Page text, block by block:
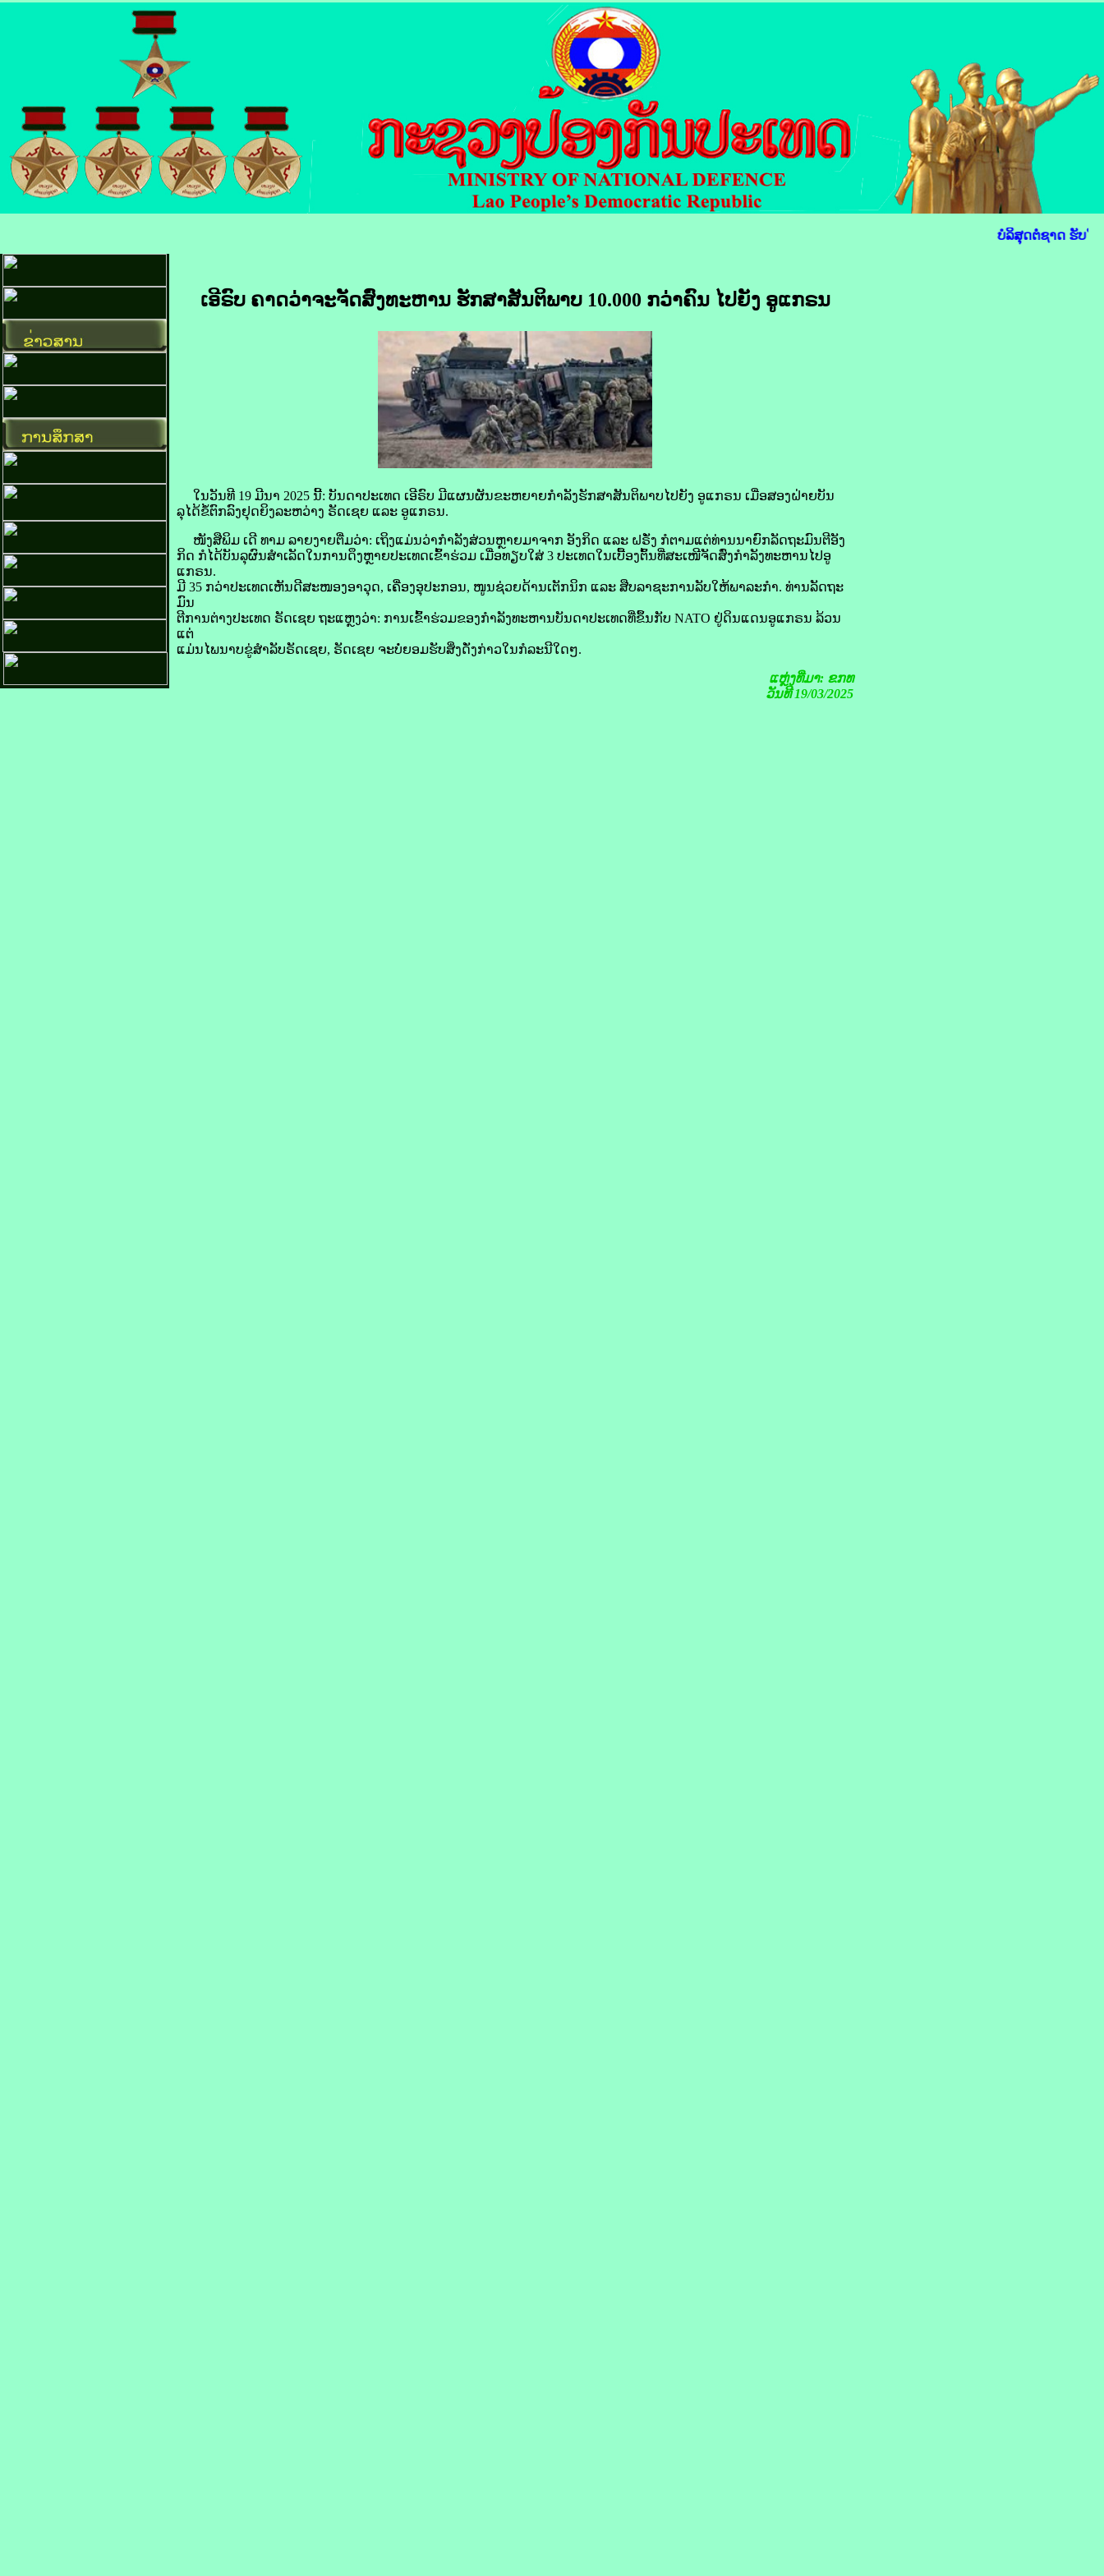
ບໍລິສຸດຕໍ່ຊາດ ຮັບໃຊ້
ເອີ​ຣົບ ຄາດ​ວ່າ​ຈະ​ຈັດ​ສົ່ງ​ທະຫານ ​ຮັກສາ​ສັນຕິພາບ 10.000 ກວ່າ​ຄົນ​ ໄປ​ຍັງ ອູ​ແກຣນ
ໃນ​ວັນ​ທີ 19 ມີນາ 2025 ນີ້: ບັນດາ​ປະເທດ ເອີ​ຣົບ ມີ​ແຜນ​ຜັນ​ຂະຫຍາຍ​ກຳລັງ​ຮັກສາ​ສັນຕິພາບ​ໄປ​ຍັງ ອູ​ແກຣນ ເມື່ອ​ສອງ​ຝ່າຍ​ບັນ
ລຸ​ໄດ້​ຂໍ້​ຕົກລົງ​ຢຸດ​ຍິງ​ລະຫວ່າງ ຣັດ​ເຊຍ ແລະ ອູ​ແກຣນ.
ໜັງສືພິມ ເດີ ທາມ ລາຍ​ງາຍ​ຕື່ມ​ວ່າ: ເຖິງ​ແມ່ນ​ວ່າ​ກຳລັງ​ສ່ວນ​ຫຼາຍ​ມາ​ຈາກ ອັງກິດ ແລະ ຝຣັ່ງ ກໍ​ຕາມແຕ່ທ່ານນາຍົກລັດຖະມົນຕີອັງ
ກິດ ກໍ​ໄດ້​ບັນລຸ​ຜົນສຳເລັດ​ໃນ​ການ​ດຶງ​ຫຼາຍ​ປະເທດ​ເຂົ້າ​ຮ່ວມ ເມື່ອ​ທຽບໃສ່ 3 ປະເທດ​ໃນ​ເບື້ອງ​ຕົ້ນ​ທີ່​ສະເໜີ​ຈັດ​ສົ່ງ​ກຳລັງ​ທະຫານ​ໄປອູ​
ແກຣນ.
ມີ 35 ກວ່າ​ປະເທດ​ເຫັນ​ດີ​ສະໜອງ​ອາວຸດ, ເຄື່ອງ​ອຸປະກອນ, ໜູນ​ຊ່ວຍ​ດ້ານ​ເຕັກນິກ ແລະ ສືບ​ລາຊະການ​ລັບ​ໃຫ້​ພາລະ​ກຳ. ທ່ານລັດຖະ
ມົນ
ຕີ​ການ​ຕ່າງປະເທດ ຣັດ​​​ເຊຍ ຖະແຫຼງ​ວ່າ: ການ​ເຂົ້າ​ຮ່ວມ​ຂອງ​ກຳລັງ​ທະຫານ​ບັນດາ​ປະເທດ​ທີ່​ຂຶ້ນ​ກັບ NATO ຢູ່​ດິນແດນອູ​ແກຣນ ລ້ວນ​
ແຕ່​
ແມ່ນ​ໄພ​ນາບ​ຂູ່​ສຳລັບຣັດ​ເຊຍ, ຣັດເຊຍ ຈະ​ບໍ່​ຍອມຮັບ​ສິ່ງ​ດັ່ງກ່າວ​ໃນ​ກໍລະນີ​ໃດໆ.
ແຫຼ່ງທີ່ມາ: ຂກທ
ວັນທີ 19/03/2025